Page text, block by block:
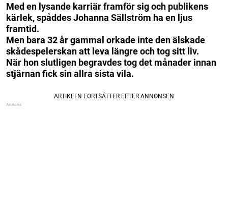
Med en lysande karriär framför sig och publikens
kärlek, spåddes Johanna Sällström ha en ljus
framtid.
Men bara 32 år gammal orkade inte den älskade
skådespelerskan att leva längre och tog sitt liv.
När hon slutligen begravdes tog det månader innan
stjärnan fick sin allra sista vila.